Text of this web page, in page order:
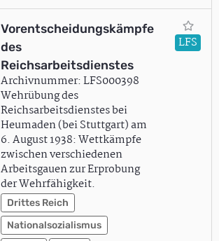
Vorentscheidungskämpfe
des
Reichsarbeitsdienstes
Archivnummer: LFS000398
Wehrübung des
Reichsarbeitsdienstes bei
Heumaden (bei Stuttgart) am
6. August 1938: Wettkämpfe
zwischen verschiedenen
Arbeitsgauen zur Erprobung
der Wehrfähigkeit.
Drittes Reich
Nationalsozialismus
LFS